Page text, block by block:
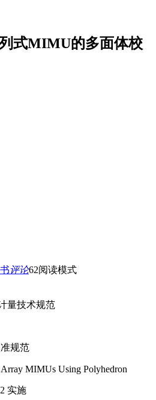
列式MIMU的多面体校
评论62阅读模式
技术规范
规范
MIMUs Using Polyhedron
实施